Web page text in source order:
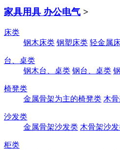
家具用具 办公电气 >
床类
钢木床类 钢塑床类 轻金属
台、桌类
钢木台、桌类 钢台、桌类
椅凳类
金属骨架为主的椅凳类 木
沙发类
金属骨架沙发类 木骨架沙
柜类